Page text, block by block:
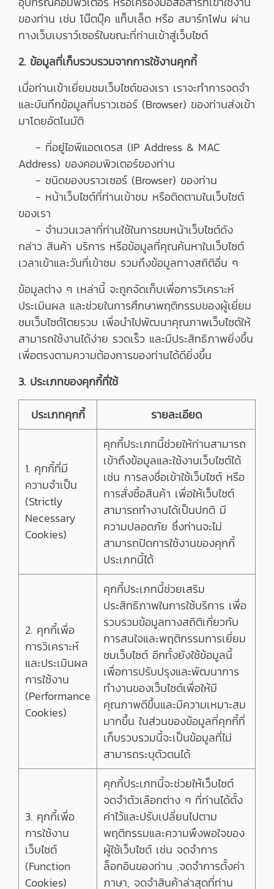
ของท่าน เช่น โน๊ตบุ๊ค แท็บเล็ต หรือ สมาร์ทโฟน ผ่าน
ทางเว็บเบราว์เซอร์ในขณะที่ท่านเข้าสู่เว็บไซต์
2. ข้อมูลที่เก็บรวบรวมจากการใช้งานคุกกี้
เมื่อท่านเข้าเยี่ยมชมเว็บไซต์ของเรา เราจะทำการจดจำ
และบันทึกข้อมูลที่บราวเซอร์ (Browser) ของท่านส่งเข้า
มาโดยอัตโนมัติ
- ที่อยู่ไอพีแอดเดรส (IP Address & MAC
Address) ของคอมพิวเตอร์ของท่าน
- ชนิดของบราวเซอร์ (Browser) ของท่าน
- หน้าเว็บไซต์ที่ท่านเข้าชม หรือติดตามในเว็บไซต์
ของเรา
- จำนวนเวลาที่ท่านใช้ในการชมหน้าเว็บไซต์ดัง
กล่าว สินค้า บริการ หรือข้อมูลที่คุณค้นหาในเว็บไซต์
เวลาเข้าและวันที่เข้าชม รวมถึงข้อมูลทางสถิติอื่น ๆ
ข้อมูลต่าง ๆ เหล่านี้ จะถูกจัดเก็บเพื่อการวิเคราะห์
ประเมินผล และช่วยในการศึกษาพฤติกรรมของผู้เยี่ยม
ชมเว็บไซต์โดยรวม เพื่อนำไปพัฒนาคุณภาพเว็บไซต์ให้
สามารถใช้งานได้ง่าย รวดเร็ว และมีประสิทธิภาพยิ่งขึ้น
เพื่อตรงตามความต้องการของท่านได้ดียิ่งขึ้น
3. ประเภทของคุกกี้ที่ใช้
ประเภทคุกกี้
รายละเอียด
1. คุกกี้ที่มี
ความจำเป็น
(Strictly
Necessary
Cookies)
คุกกี้ประเภทนี้ช่วยให้ท่านสามารถ
เข้าถึงข้อมูลและใช้งานเว็บไซต์ได้
เช่น การลงชื่อเข้าใช้เว็บไซต์ หรือ
การสั่งซื้อสินค้า เพื่อให้เว็บไซต์
สามารถทำงานได้เป็นปกติ มี
ความปลอดภัย ซึ่งท่านจะไม่
สามารถปิดการใช้งานของคุกกี้
ประเภทนี้ได้
2. คุกกี้เพื่อ
การวิเคราะห์
และประเมินผล
การใช้งาน
(Performance
Cookies)
คุกกี้ประเภทนี้ช่วยเสริม
ประสิทธิภาพในการใช้บริการ เพื่อ
รวบรวมข้อมูลทางสถิติเกี่ยวกับ
การสนใจและพฤติกรรมการเยี่ยม
ชมเว็บไซต์ อีกทั้งยังใช้ข้อมูลนี้
เพื่อการปรับปรุงและพัฒนาการ
ทำงานของเว็บไซต์เพื่อให้มี
คุณภาพดีขึ้นและมีความเหมาะสม
มากขึ้น ในส่วนของข้อมูลที่คุกกี้ที่
เก็บรวบรวมนี้จะเป็นข้อมูลที่ไม่
สามารถระบุตัวตนได้
3. คุกกี้เพื่อ
การใช้งาน
เว็บไซต์
(Function
Cookies)
คุกกี้ประเภทนี้จะช่วยให้เว็บไซต์
จดจำตัวเลือกต่าง ๆ ที่ท่านได้ตั้ง
ค่าไว้และปรับเปลี่ยนไปตาม
พฤติกรรมและความพึงพอใจของ
ผู้ใช้เว็บไซต์ เช่น จดจำการ
ล็อกอินของท่าน ,จดจำการตั้งค่า
ภาษา, จดจำสินค้าล่าสุดที่ท่าน